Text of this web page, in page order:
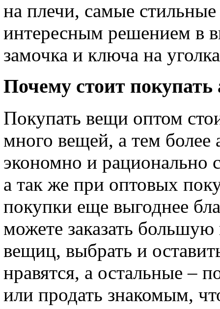
на плечи, самые
интересным решением в
замочка и ключа на
Почему стоит покупать
Покупать вещи оптом
много вещей, а тем более
экономно и рационально
а так же при оптовых
покупки еще выгоднее
можете заказать
вещиц, выбрать и
нравятся, а остальные –
или продать знакомым,